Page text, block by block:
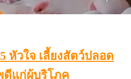
หัวใจ เลี้ยงสัตว์ปลอด
ดีแก่ผู้บริโภค